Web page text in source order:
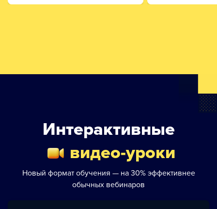
Интерактивные
видео-уроки
Новый формат обучения — на 30% эффективнее
обычных вебинаров